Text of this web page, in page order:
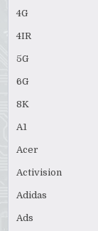
4G
4IR
5G
6G
8K
A1
Acer
Activision
Adidas
Ads